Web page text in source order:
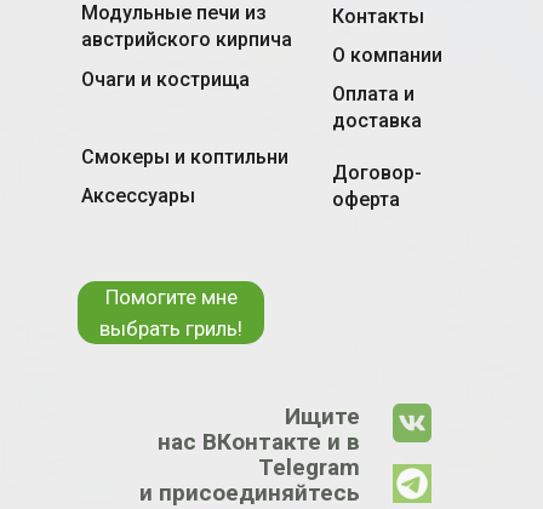
Модульные печи из
австрийского кирпича
Смокеры и коптильни
Очаги и кострища
Контакты
О компании
Оплата и
доставка
Аксессуары
Ищите
нас ВКонтакте и в
Telegram
и присоединяйтесь
Помогите мне
выбрать гриль!
Договор-
оферта